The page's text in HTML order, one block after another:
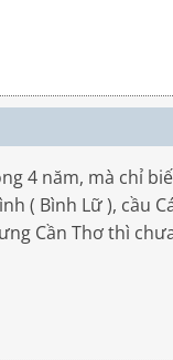
4 năm, mà chỉ
( Bình Lữ ), cầu
Cần Thơ thì